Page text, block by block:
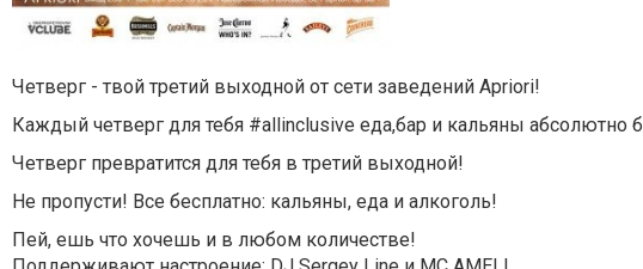
Четверг - твой третий выходной от сети заведений Apriori!
Каждый четверг для тебя #allinclusive еда,бар и кальяны абсолютно
Четверг превратится для тебя в третий выходной!
Не пропусти! Все бесплатно: кальяны, еда и алкоголь!
Пей, ешь что хочешь и в любом количестве!